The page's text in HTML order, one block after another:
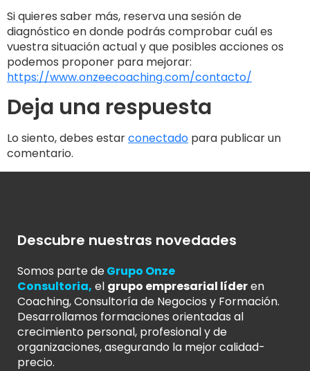
Si quieres saber más, reserva una sesión de
diagnóstico en donde podrás comprobar cuál es
vuestra situación actual y que posibles acciones os
podemos proponer para mejorar:
https://www.onzeecoaching.com/contacto/
Deja una respuesta
Lo siento, debes estarconectado para publicar un
comentario.
Descubre nuestras novedades
Somos parte deGrupo Onze
Consultoria, el grupo empresarial líderen
Coaching, Consultoría de Negocios y Formación.
Desarrollamos formaciones orientadas al
crecimiento personal, profesional y de
organizaciones, asegurando la mejor calidad-
precio.